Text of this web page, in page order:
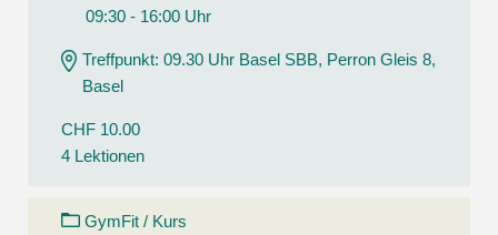
09:30 - 16:00 Uhr
Treffpunkt: 09.30 Uhr Basel SBB, Perron Gleis 8,
Basel
CHF 10.00
4 Lektionen
GymFit / Kurs